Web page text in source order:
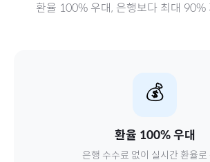
환율 100% 우대, 은행보다 최대 90%
💰
환율 100% 우대
은행 수수료 없이 실시간 환율로